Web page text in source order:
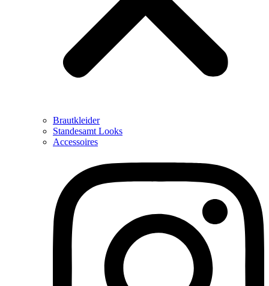
Brautkleider
Standesamt Looks
Accessoires